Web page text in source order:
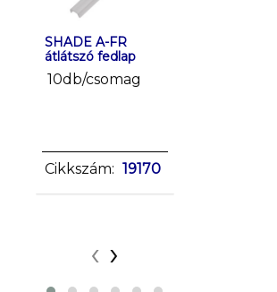
SHADE A-FR
átlátszó fedlap
10db/csomag
Cikkszám: 19170
‹ ›